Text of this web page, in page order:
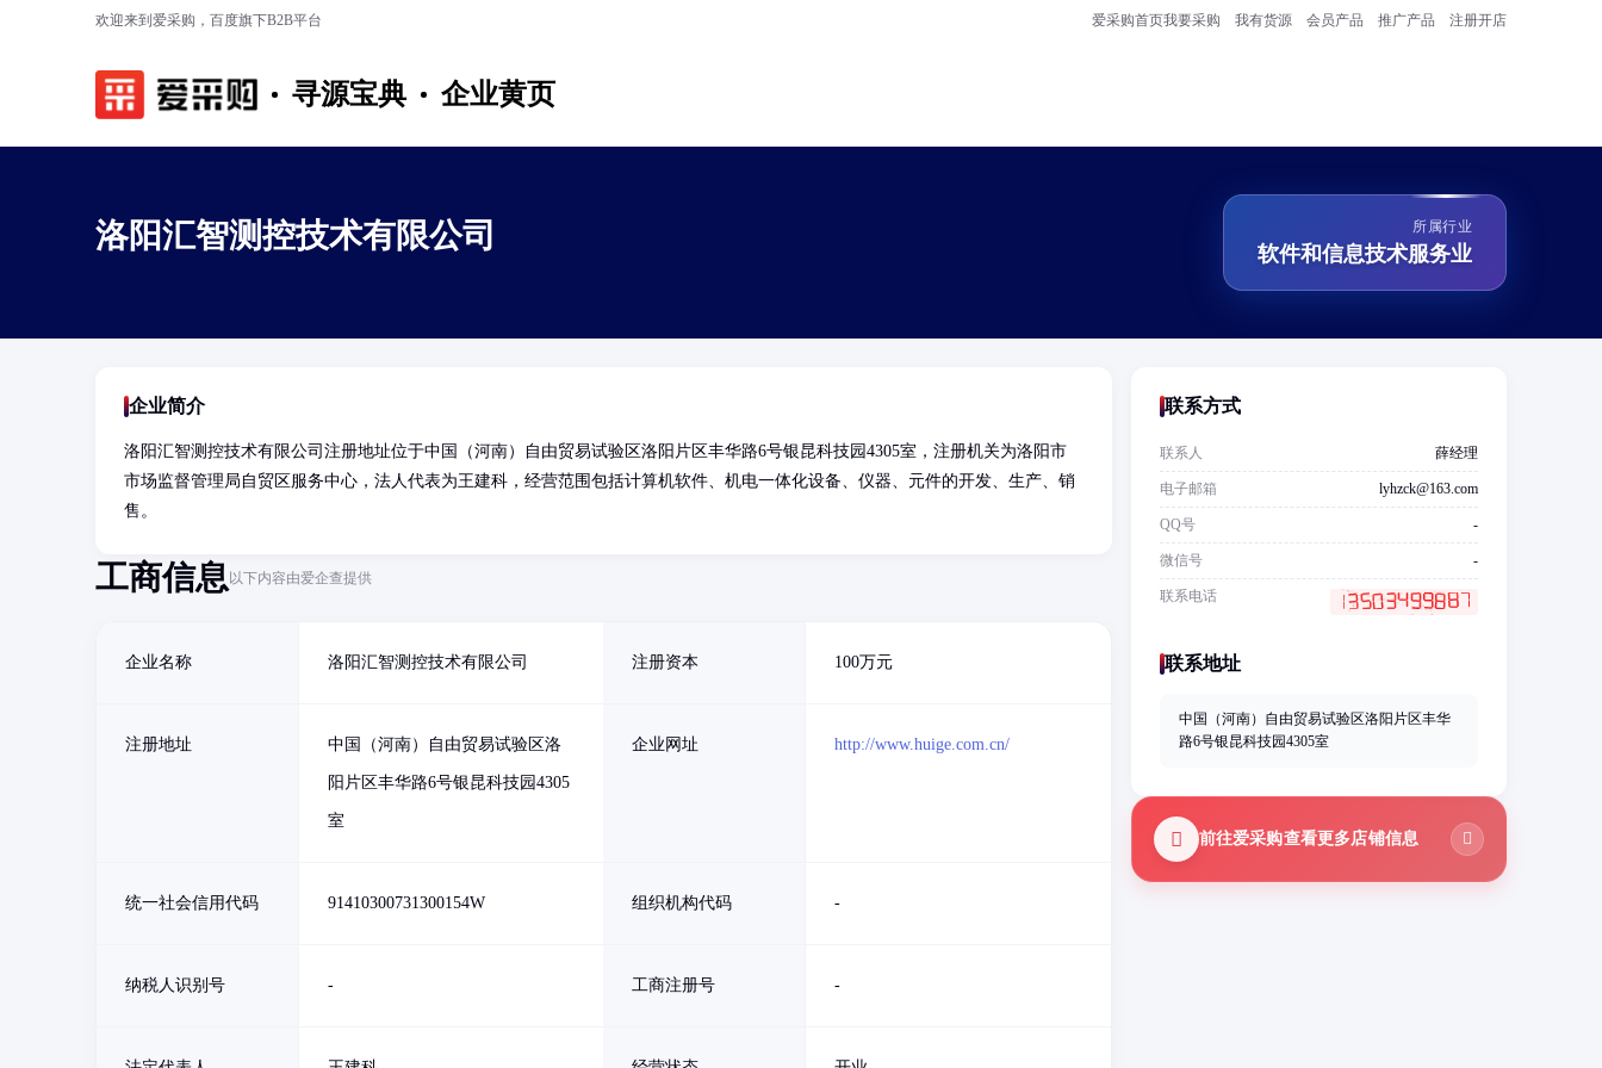
欢迎来到爱采购，百度旗下B2B平台 爱采购首页我要采购 我有货源 会员产品 推广产品 注册开店
寻源宝典 企业黄页
洛阳汇智测控技术有限公司 所属行业
软件和信息技术服务业
企业简介
洛阳汇智测控技术有限公司注册地址位于中国（河南）自由贸易试验区洛阳片区丰华路6号银昆科技园4305室，注册机关为洛阳市
市场监督管理局自贸区服务中心，法人代表为王建科，经营范围包括计算机软件、机电一体化设备、仪器、元件的开发、生产、销
售。
工商信息以下内容由爱企查提供
企业名称 洛阳汇智测控技术有限公司 注册资本 100万元
注册地址 中国（河南）自由贸易试验区洛
阳片区丰华路6号银昆科技园4305
室
企业网址 http://www.huige.com.cn/
统一社会信用代码 91410300731300154W 组织机构代码 -
纳税人识别号 - 工商注册号 -
联系方式
联系人 薛经理
电子邮箱 lyhzck@163.com
QQ号 -
微信号 -
联系电话
联系地址
中国（河南）自由贸易试验区洛阳片区丰华
路6号银昆科技园4305室
前往爱采购查看更多店铺信息